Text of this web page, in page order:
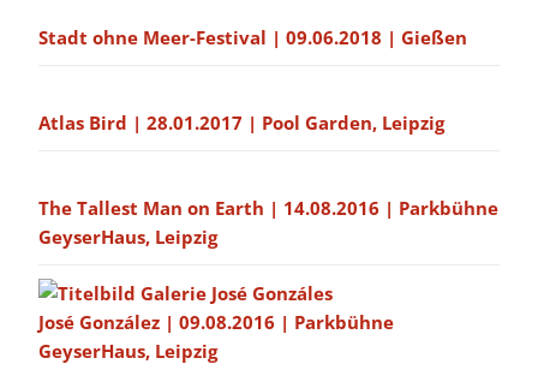
Stadt ohne Meer-Festival | 09.06.2018 | Gießen
Atlas Bird | 28.01.2017 | Pool Garden, Leipzig
The Tallest Man on Earth | 14.08.2016 | Parkbühne
GeyserHaus, Leipzig
José González | 09.08.2016 | Parkbühne
GeyserHaus, Leipzig